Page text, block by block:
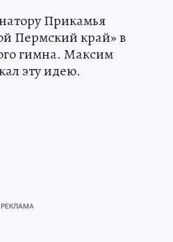
Прикамья
Пермский край» в
гимна. Максим
эту идею.